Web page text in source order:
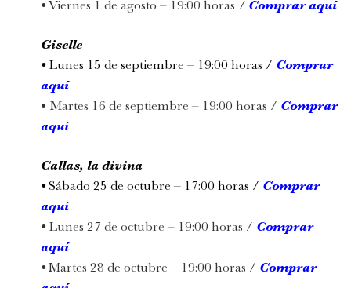
• Viernes 1 de agosto – 19:00 horas / Comprar aquí
Giselle
•Lunes 15 de septiembre – 19:00 horas / Comprar
aquí
• Martes 16 de septiembre – 19:00 horas / Comprar
aquí
Callas, la divina
•Sábado 25 de octubre – 17:00 horas / Comprar
aquí
• Lunes 27 de octubre – 19:00 horas / Comprar
aquí
•Martes 28 de octubre – 19:00 horas / Comprar